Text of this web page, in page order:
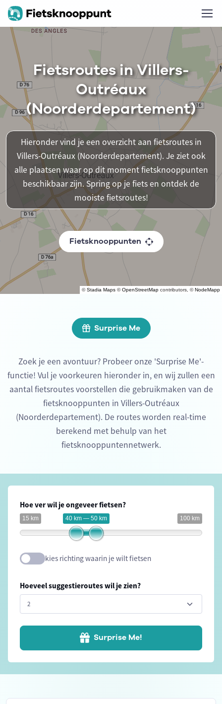
©Stadia Maps ©OpenStreetMap contributors, ©NodeMapp
Fietsroutes in Villers-
Outréaux
(Noorderdepartement)
Hieronder vind je een overzicht aan fietsroutes in
Villers-Outréaux (Noorderdepartement). Je ziet ook
alle plaatsen waar op dit moment fietsknooppunten
beschikbaar zijn. Spring op je fiets en ontdek de
mooiste fietsroutes!
Fietsknooppunten
Surprise Me
Zoek je een avontuur? Probeer onze 'Surprise Me'-
functie! Vul je voorkeuren hieronder in, en wij zullen een
aantal fietsroutes voorstellen die gebruikmaken van de
fietsknooppunten in Villers-Outréaux
(Noorderdepartement). De routes worden real-time
berekend met behulp van het
fietsknooppuntennetwerk.
Hoe ver wil je ongeveer fietsen?
15 km 100 km
40 km — 50 km
kies richting waarin je wilt fietsen
Hoeveel suggestieroutes wil je zien?
Surprise Me!